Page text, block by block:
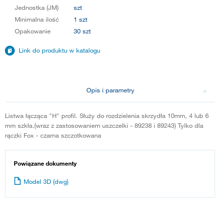
Jednostka (JM)
szt
Minimalna ilość
1 szt
Opakowanie
30 szt
Link do produktu w katalogu
Opis i parametry
Listwa łącząca "H" profil. Służy do rozdzielenia skrzydła 10mm, 4 lub 6
mm szkła.(wraz z zastosowaniem uszczelki - 89238 i 89243) Tylko dla
rączki Fox - czarna szczotkowana
Powiązane dokumenty
Model 3D (dwg)